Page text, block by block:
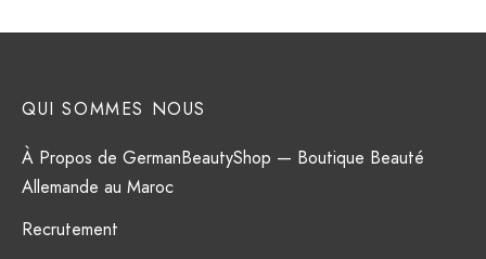
QUI SOMMES NOUS
À Propos de GermanBeautyShop — Boutique Beauté
Allemande au Maroc
Recrutement